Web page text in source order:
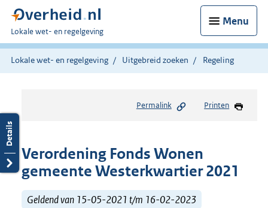
Menu
U
bent
hier:
Lokale wet- en regelgeving
Lokale wet- en regelgeving Uitgebreid zoeken Regeling
Permalink Printen
Verordening Fonds Wonen
gemeente Westerkwartier 2021
Geldend van 15-05-2021 t/m 16-02-2023